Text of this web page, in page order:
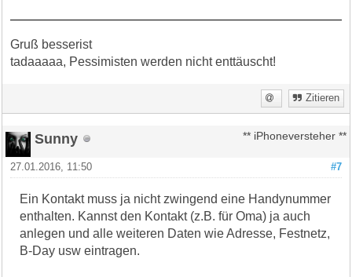
Gruß besserist
tadaaaaa, Pessimisten werden nicht enttäuscht!
Zitieren
Sunny ** iPhoneversteher **
#7
27.01.2016, 11:50
Ein Kontakt muss ja nicht zwingend eine Handynummer
enthalten. Kannst den Kontakt (z.B. für Oma) ja auch
anlegen und alle weiteren Daten wie Adresse, Festnetz,
B-Day usw eintragen.